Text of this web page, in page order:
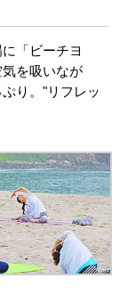
「ビーチヨ
を吸いなが
り。"リフレッ